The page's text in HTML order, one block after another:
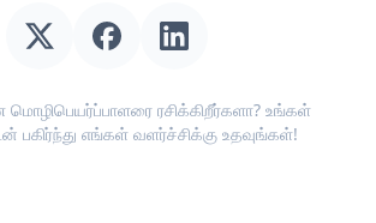
ரசிக்கிறீர்களா? உங்கள்
பகிர்ந்து எங்கள் வளர்ச்சிக்கு உதவுங்கள்!